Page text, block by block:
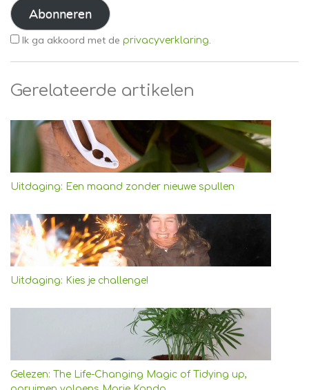
mailadresAbonneren
Ik ga akkoord met de privacyverklaring.
Gerelateerde artikelen
Uitdaging: Een maand zonder nieuwe spullen
Uitdaging: Kies je challenge!
Gelezen: The Life-Changing Magic of Tidying up,